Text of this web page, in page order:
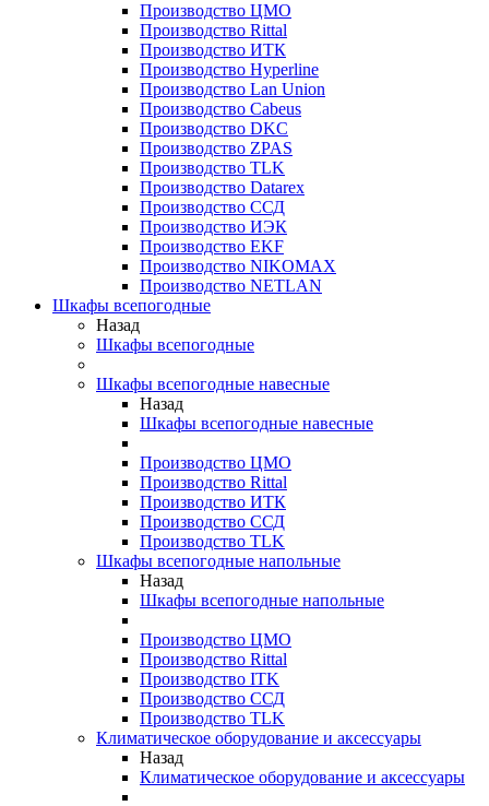
Производство ЦМО
Производство Rittal
Производство ИТК
Производство Hyperline
Производство Lan Union
Производство Cabeus
Производство DKC
Производство ZPAS
Производство TLK
Производство Datarex
Производство ССД
Производство ИЭК
Производство EKF
Производство NIKOMAX
Производство NETLAN
Шкафы всепогодные
Назад
Шкафы всепогодные
Шкафы всепогодные навесные
Назад
Шкафы всепогодные навесные
Производство ЦМО
Производство Rittal
Производство ИТК
Производство ССД
Производство TLK
Шкафы всепогодные напольные
Назад
Шкафы всепогодные напольные
Производство ЦМО
Производство Rittal
Производство ITK
Производство ССД
Производство TLK
Климатическое оборудование и аксессуары
Назад
Климатическое оборудование и аксессуары